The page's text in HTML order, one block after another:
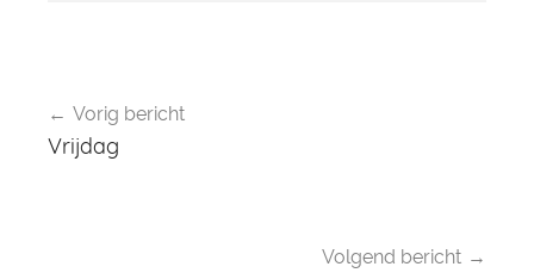
navigatie
Vorig bericht
Vrijdag
Volgend bericht